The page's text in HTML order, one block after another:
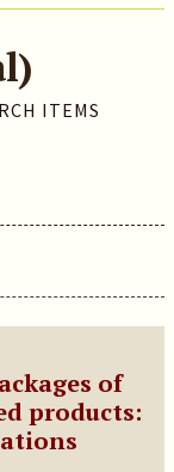
ITEMS
of
products: